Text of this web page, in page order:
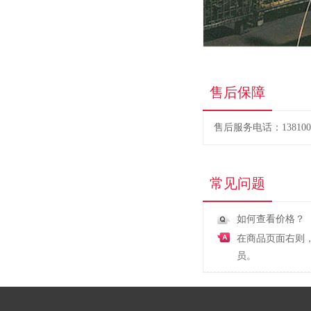
售后保障
售后服务电话：
常见问题
如何查看价格？
在商品页面右则
员。